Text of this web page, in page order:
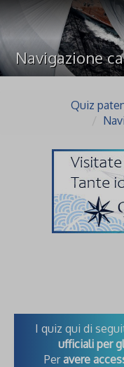
Navigazione
Quiz
I quiz qui di
ufficiali per
Peravere